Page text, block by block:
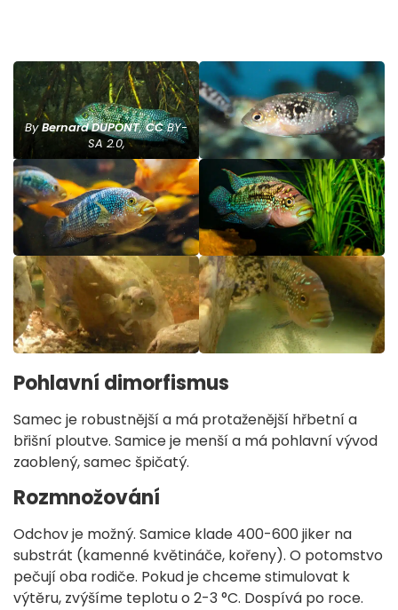
ByBernard DUPONT,CCBY-
SA 2.0,
Pohlavní dimorfismus
Samec je robustnější a má protaženější hřbetní a
břišní ploutve. Samice je menší a má pohlavní vývod
zaoblený, samec špičatý.
Rozmnožování
Odchov je možný. Samice klade 400-600 jiker na
substrát (kamenné květináče, kořeny). O potomstvo
pečují oba rodiče. Pokud je chceme stimulovat k
výtěru, zvýšíme teplotu o 2-3 °C. Dospívá po roce.